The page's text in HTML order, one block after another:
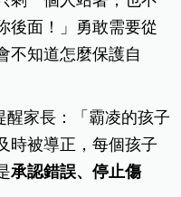
後面！」勇敢需要從
不知道怎麼保護自
醒家長：「霸凌的孩子
時被導正，每個孩子
承認錯誤、停止傷